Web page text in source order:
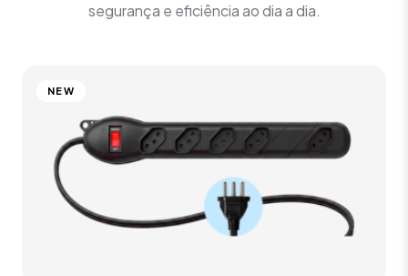
segurança e eficiência ao dia a dia.
NEW